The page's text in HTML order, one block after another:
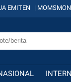
EMITEN |